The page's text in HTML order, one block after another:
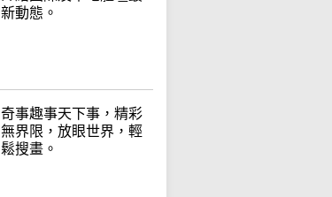
新動態。
奇事趣事天下事，精彩
無界限，放眼世界，輕
鬆搜畫。